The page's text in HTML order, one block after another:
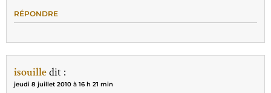
RÉPONDRE
isouilledit :
jeudi 8 juillet 2010 à 16 h 21 min